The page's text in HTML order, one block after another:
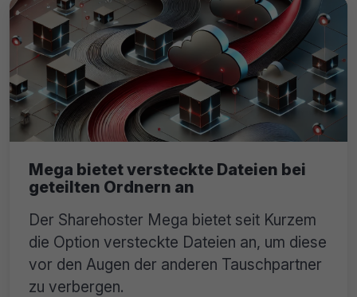
Mega bietet versteckte Dateien bei
geteilten Ordnern an
Der Sharehoster Mega bietet seit Kurzem
die Option versteckte Dateien an, um diese
vor den Augen der anderen Tauschpartner
zu verbergen.